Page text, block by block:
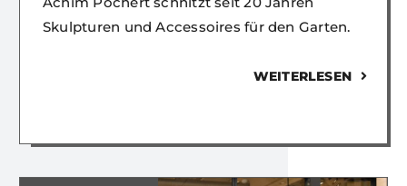
Skulpturen und Accessoires für den Garten.
WEITERLESEN